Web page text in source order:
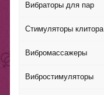
Вибраторы для пар
Стимуляторы клитора
Вибромассажеры
Вибростимуляторы